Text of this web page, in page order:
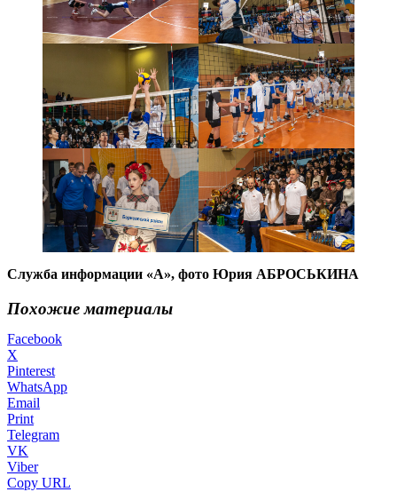
Служба информации «А», фото Юрия АБРОСЬКИНА
Похожие материалы
Facebook
X
Pinterest
WhatsApp
Email
Print
Telegram
VK
Viber
Copy URL